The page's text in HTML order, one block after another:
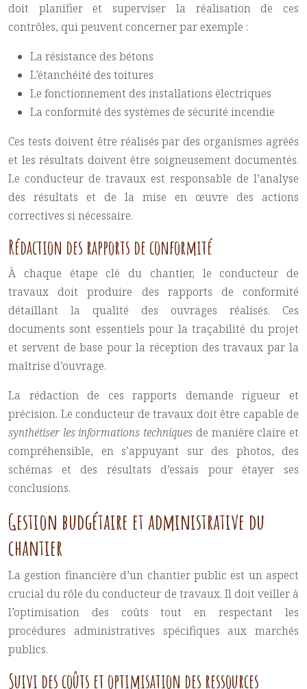
doit planifier et superviser la réalisation de ces
contrôles, qui peuvent concerner par exemple :
La résistance des bétons
L’étanchéité des toitures
Le fonctionnement des installations électriques
La conformité des systèmes de sécurité incendie
Ces tests doivent être réalisés par des organismes agréés
et les résultats doivent être soigneusement documentés.
Le conducteur de travaux est responsable de l’analyse
des résultats et de la mise en œuvre des actions
correctives si nécessaire.
Rédaction des rapports de conformité
À chaque étape clé du chantier, le conducteur de
travaux doit produire des rapports de conformité
détaillant la qualité des ouvrages réalisés. Ces
documents sont essentiels pour la traçabilité du projet
et servent de base pour la réception des travaux par la
maîtrise d’ouvrage.
La rédaction de ces rapports demande rigueur et
précision. Le conducteur de travaux doit être capable de
synthétiser les informations techniques de manière claire et
compréhensible, en s’appuyant sur des photos, des
schémas et des résultats d’essais pour étayer ses
conclusions.
Gestion budgétaire et administrative du
chantier
La gestion financière d’un chantier public est un aspect
crucial du rôle du conducteur de travaux. Il doit veiller à
l’optimisation des coûts tout en respectant les
procédures administratives spécifiques aux marchés
publics.
Suivi des coûts et optimisation des ressources